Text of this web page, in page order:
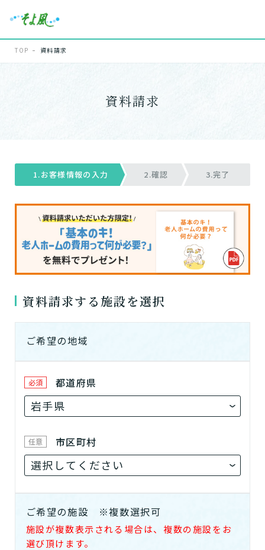
TOP 資料請求
資料請求
1.お客様情報の入力 2.確認 3.完了
資料請求する施設を選択
ご希望の地域
必須 都道府県
任意 市区町村
ご希望の施設 ※複数選択可
施設が複数表示される場合は、複数の施設をお
選び頂けます。